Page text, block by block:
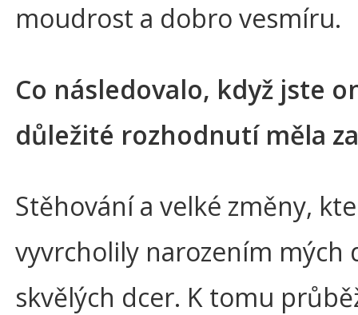
moudrost a dobro vesmíru.
Co následovalo, když jste
důležité rozhodnutí měla
Stěhování a velké změny,
vyvrcholily narozením mých
skvělých dcer. K tomu